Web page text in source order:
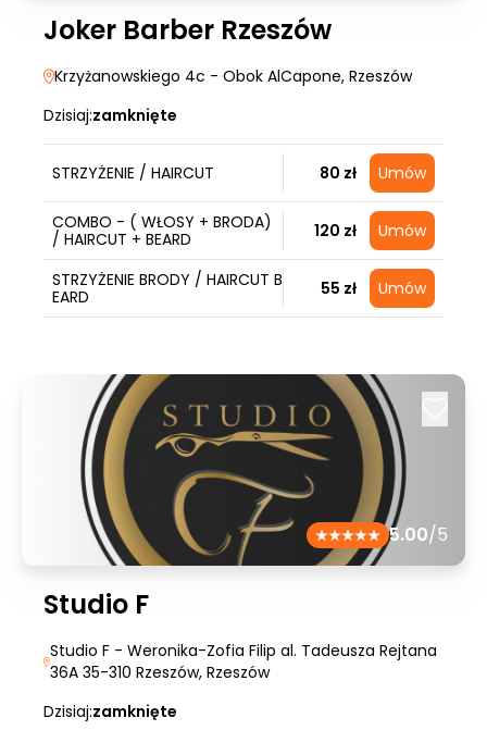
Joker Barber Rzeszów
Krzyżanowskiego 4c - Obok AlCapone, Rzeszów
Dzisiaj:zamknięte
STRZYŻENIE / HAIRCUT 80 zł Umów
COMBO - ( WŁOSY + BRODA)
/ HAIRCUT + BEARD
120 zł Umów
STRZYŻENIE BRODY / HAIRCUT B
EARD
55 zł Umów
5.00/5
Studio F
Studio F - Weronika-Zofia Filip al. Tadeusza Rejtana
36A 35-310 Rzeszów, Rzeszów
Dzisiaj:zamknięte